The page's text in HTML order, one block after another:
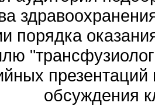
порядка
обсуждения